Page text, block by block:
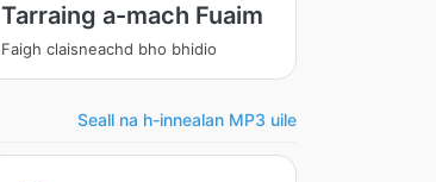
Tarraing a-mach Fuaim
Faigh claisneachd bho bhidio
Seall na h-innealan MP3 uile